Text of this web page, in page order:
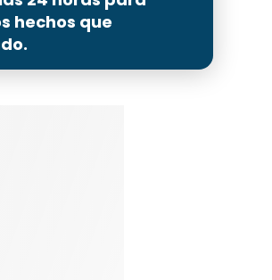
hechos que